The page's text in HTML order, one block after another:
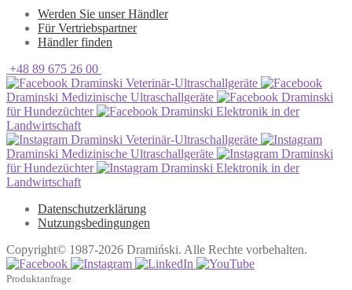
Werden Sie unser Händler
Für Vertriebspartner
Händler finden
+48 89 675 26 00
Draminski Veterinär-Ultraschallgeräte
Draminski Medizinische Ultraschallgeräte
Draminski
für Hundezüchter
Draminski Elektronik in der
Landwirtschaft
Draminski Veterinär-Ultraschallgeräte
Draminski Medizinische Ultraschallgeräte
Draminski
für Hundezüchter
Draminski Elektronik in der
Landwirtschaft
Datenschutzerklärung
Nutzungsbedingungen
Copyright© 1987-2026 Dramiński. Alle Rechte vorbehalten.
Produktanfrage